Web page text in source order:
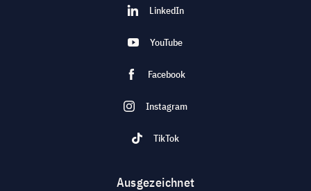
LinkedIn
YouTube
Facebook
Instagram
TikTok
Ausgezeichnet